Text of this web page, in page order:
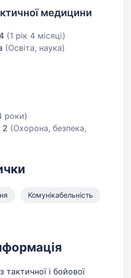
медицини
(1 рік 4 місяці)
(Освіта, наука)
роки)
2 (Охорона, безпека,
Комунікабельність
і бойової